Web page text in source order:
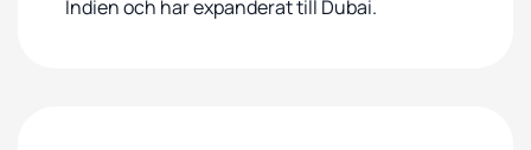
Indien och har expanderat till Dubai.